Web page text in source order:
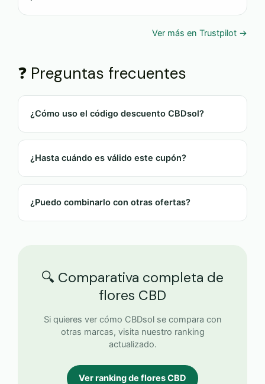
Ver más en Trustpilot →
❓ Preguntas frecuentes
¿Cómo uso el código descuento CBDsol?
1. Copia el códigoRANKINGCBD25.
2. Añade productos al carrito.
3. Introduce el código en "Cupón de descuento"
antes de pagar.
también.
¿Hasta cuándo es válido este cupón?
El código está activo durante todo abril de 2026,
pero puede caducar antes si la tienda agota stock.
Recomendamos usarlo cuanto antes.
¿Puedo combinarlo con otras ofertas?
🔍 Comparativa completa de
flores CBD
Si quieres ver cómo CBDsol se compara con
otras marcas, visita nuestro ranking
actualizado.
Ver ranking de flores CBD